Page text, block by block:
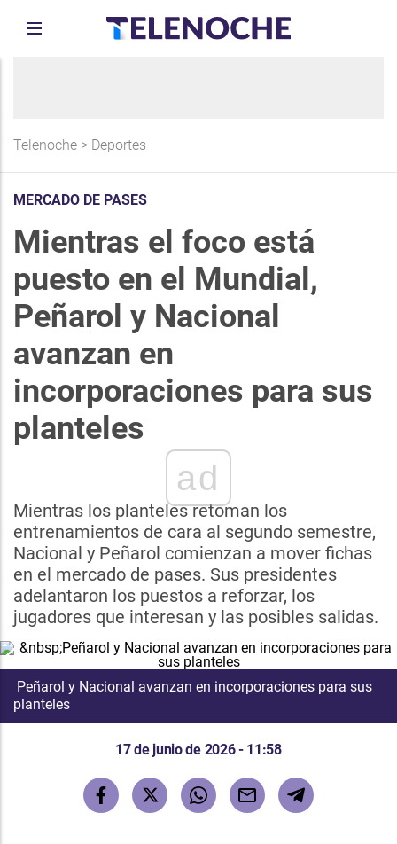
Telenoche > Deportes
MERCADO DE PASES
Mientras el foco está
puesto en el Mundial,
Peñarol y Nacional
avanzan en
incorporaciones para sus
planteles
ad
Mientras los planteles retoman los
entrenamientos de cara al segundo semestre,
Nacional y Peñarol comienzan a mover fichas
en el mercado de pases. Sus presidentes
adelantaron los puestos a reforzar, los
jugadores que interesan y las posibles salidas.
Peñarol y Nacional avanzan en incorporaciones para sus
planteles
17 de junio de 2026 - 11:58